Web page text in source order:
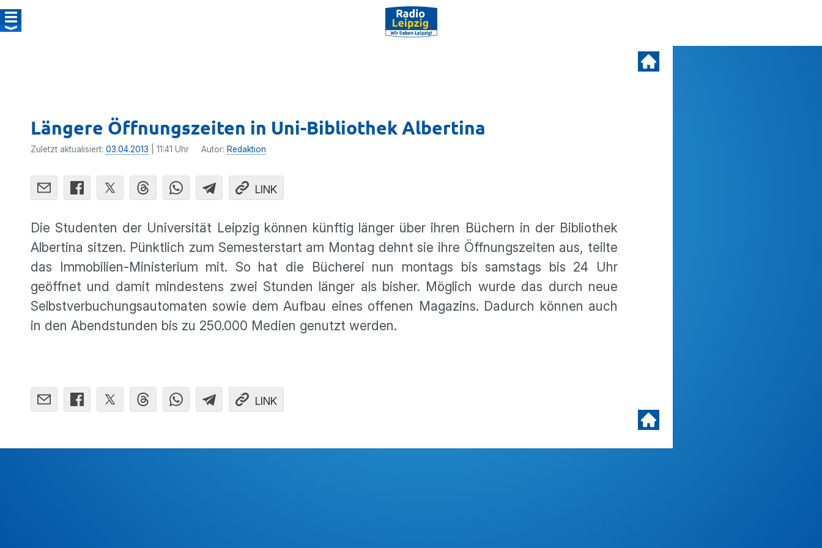
Längere Öffnungszeiten in Uni-Bibliothek Albertina
Zuletzt aktualisiert: 03.04.2013 | 11:41 Uhr Autor: Redaktion
LINK
Die Studenten der Univer­sität Leipzig können künftig länger über ihren Büchern in der Biblio­thek
Alber­tina sitzen. Pünkt­lich zum Semes­ter­start am Montag dehnt sie ihre Öffnungs­zeiten aus, teilte
das Immobi­lien-Minis­te­rium mit. So hat die Bücherei nun montags bis samstags bis 24 Uhr
geöffnet und damit mindes­tens zwei Stunden länger als bisher. Möglich wurde das durch neue
Selbst­ver­bu­chungs­au­to­maten sowie dem Aufbau eines offenen Magazins. Dadurch können auch
in den Abend­stunden bis zu 250.000 Medien genutzt werden.
LINK